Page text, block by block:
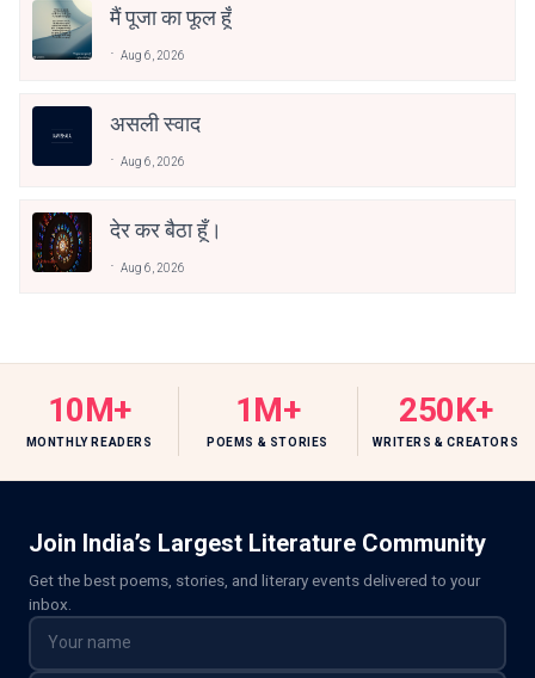
मैं पूजा का फूल हूँ
Aug 6, 2026
असली स्वाद
Aug 6, 2026
देर कर बैठा हूँ।
Aug 6, 2026
10M+
MONTHLY READERS
1M+
POEMS & STORIES
250K+
WRITERS & CREATORS
Join India’s Largest Literature Community
Get the best poems, stories, and literary events delivered to your
inbox.